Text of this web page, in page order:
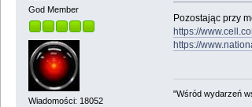
God Member
Wiadomości: 18052
Pozostając przy
https://
https://
"Wśród wydarzeń